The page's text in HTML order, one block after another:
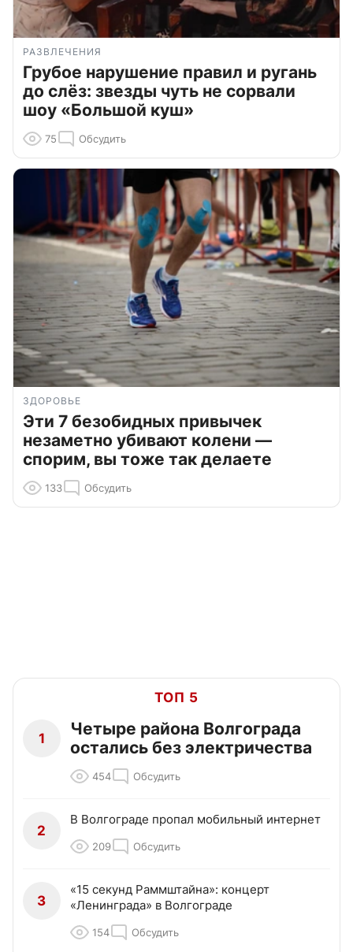
РАЗВЛЕЧЕНИЯ
Грубое нарушение правил и ругань
до слёз: звезды чуть не сорвали
шоу «Большой куш»
75 Обсудить
ЗДОРОВЬЕ
Эти 7 безобидных привычек
незаметно убивают колени —
спорим, вы тоже так делаете
133 Обсудить
ТОП 5
1
Четыре района Волгограда
остались без электричества
454 Обсудить
2
В Волгограде пропал мобильный интернет
209 Обсудить
3
«15 секунд Раммштайна»: концерт
«Ленинграда» в Волгограде
154 Обсудить